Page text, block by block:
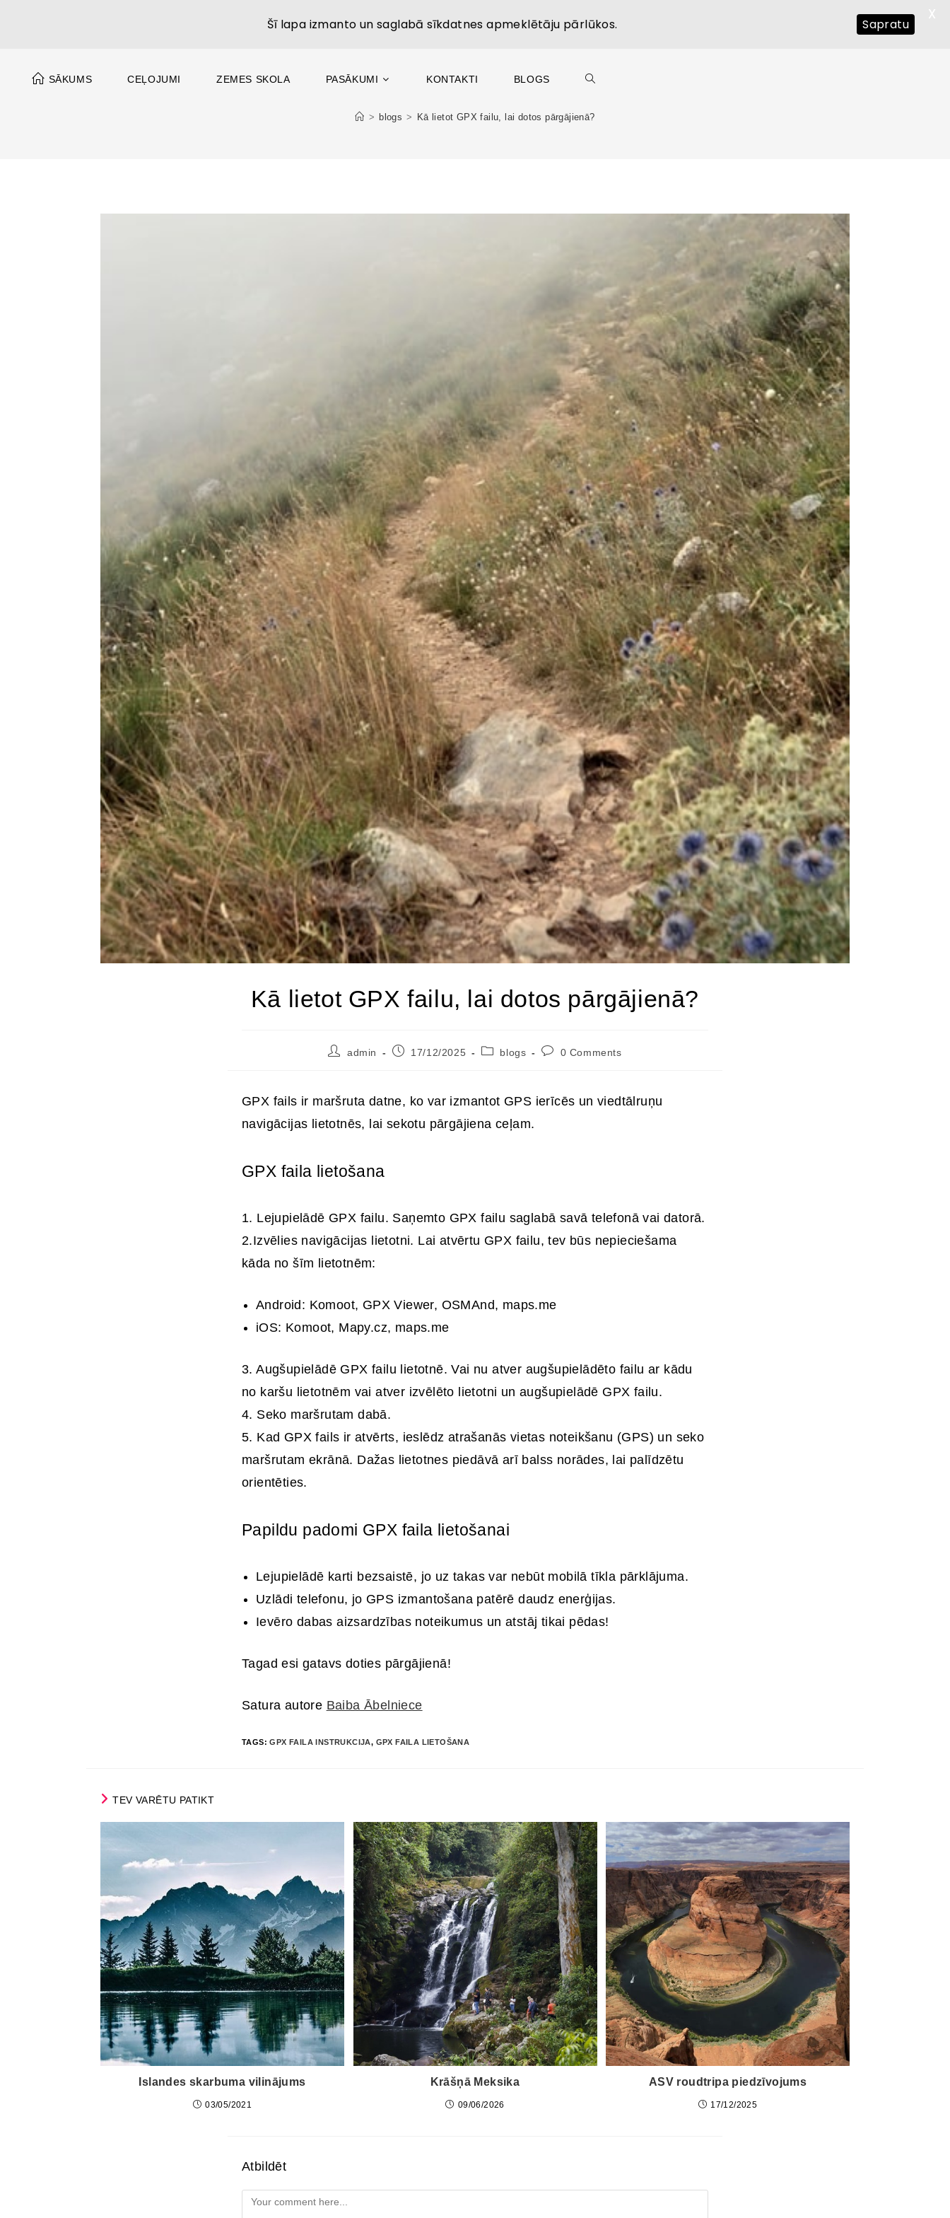
SĀKUMS CEĻOJUMI ZEMES SKOLA PASĀKUMI KONTAKTI BLOGS
> blogs > Kā lietot GPX failu, lai dotos pārgājienā?
Kā lietot GPX failu, lai dotos pārgājienā?
admin 17/12/2025 blogs 0 Comments
GPX fails ir maršruta datne, ko var izmantot GPS ierīcēs un viedtālruņu
navigācijas lietotnēs, lai sekotu pārgājiena ceļam.
GPX faila lietošana
1. Lejupielādē GPX failu. Saņemto GPX failu saglabā savā telefonā vai datorā.
2.Izvēlies navigācijas lietotni. Lai atvērtu GPX failu, tev būs nepieciešama
kāda no šīm lietotnēm:
Android: Komoot, GPX Viewer, OSMAnd, maps.me
iOS: Komoot, Mapy.cz, maps.me
3. Augšupielādē GPX failu lietotnē. Vai nu atver augšupielādēto failu ar kādu
no karšu lietotnēm vai atver izvēlēto lietotni un augšupielādē GPX failu.
4. Seko maršrutam dabā.
5. Kad GPX fails ir atvērts, ieslēdz atrašanās vietas noteikšanu (GPS) un seko
maršrutam ekrānā. Dažas lietotnes piedāvā arī balss norādes, lai palīdzētu
orientēties.
Papildu padomi GPX faila lietošanai
Lejupielādē karti bezsaistē, jo uz takas var nebūt mobilā tīkla pārklājuma.
Uzlādi telefonu, jo GPS izmantošana patērē daudz enerģijas.
Ievēro dabas aizsardzības noteikumus un atstāj tikai pēdas!
Tagad esi gatavs doties pārgājienā!
Satura autore Baiba Ābelniece
TAGS:GPX FAILA INSTRUKCIJA, GPX FAILA LIETOŠANA
TEV VARĒTU PATIKT
Islandes skarbuma vilinājums
03/05/2021
Krāšņā Meksika
09/06/2026
ASV roudtripa piedzīvojums
17/12/2025
Atbildēt
Šī lapa izmanto un saglabā sīkdatnes apmeklētāju pārlūkos. Sapratu